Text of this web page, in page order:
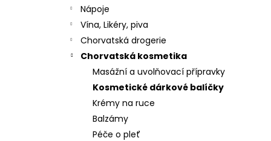
Nápoje
Vína, Likéry, piva
Chorvatská drogerie
Chorvatská kosmetika
Masážní a uvolňovací přípravky
Kosmetické dárkové balíčky
Krémy na ruce
Balzámy
Péče o pleť
CEDEVITA MANGO-ANANAS 19G
0,98 €